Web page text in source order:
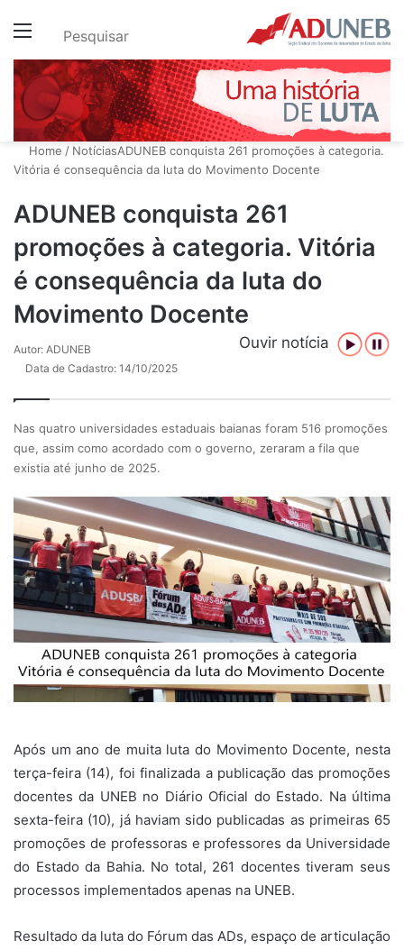
Menu Pesquisar
Home / NotíciasADUNEB conquista 261 promoções à categoria.
Vitória é consequência da luta do Movimento Docente
ADUNEB conquista 261
promoções à categoria. Vitória
é consequência da luta do
Movimento Docente
Ouvir notícia
Autor: ADUNEB
Data de Cadastro: 14/10/2025
Nas quatro universidades estaduais baianas foram 516 promoções
que, assim como acordado com o governo, zeraram a fila que
existia até junho de 2025.
Após um ano de muita luta do Movimento Docente, nesta
terça-feira (14), foi finalizada a publicação das promoções
docentes da UNEB no Diário Oficial do Estado. Na última
sexta-feira (10), já haviam sido publicadas as primeiras 65
promoções de professoras e professores da Universidade
do Estado da Bahia. No total, 261 docentes tiveram seus
processos implementados apenas na UNEB.
Resultado da luta do Fórum das ADs, espaço de articulação